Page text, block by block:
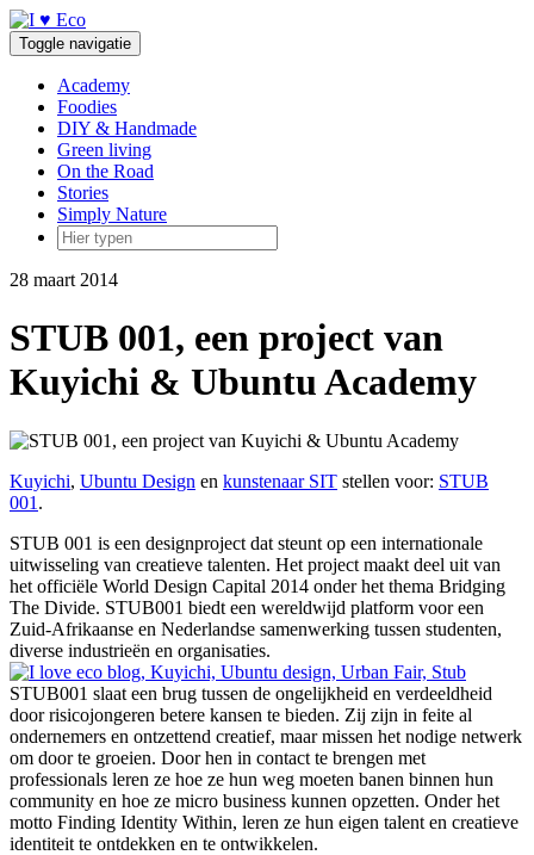
Doorgaan
naar
inhoud
Toggle navigatie
Academy
Foodies
DIY & Handmade
Green living
On the Road
Stories
Simply Nature
28 maart 2014
STUB 001, een project van
Kuyichi & Ubuntu Academy
Kuyichi, Ubuntu Design en kunstenaar SIT stellen voor: STUB
001 .
STUB 001 is een designproject dat steunt op een internationale
uitwisseling van creatieve talenten. Het project maakt deel uit van
het officiële World Design Capital 2014 onder het thema Bridging
The Divide. STUB001 biedt een wereldwijd platform voor een
Zuid-Afrikaanse en Nederlandse samenwerking tussen studenten,
diverse industrieën en organisaties.
STUB001 slaat een brug tussen de ongelijkheid en verdeeldheid
door risicojongeren betere kansen te bieden. Zij zijn in feite al
ondernemers en ontzettend creatief, maar missen het nodige netwerk
om door te groeien. Door hen in contact te brengen met
professionals leren ze hoe ze hun weg moeten banen binnen hun
community en hoe ze micro business kunnen opzetten. Onder het
motto Finding Identity Within, leren ze hun eigen talent en creatieve
identiteit te ontdekken en te ontwikkelen.